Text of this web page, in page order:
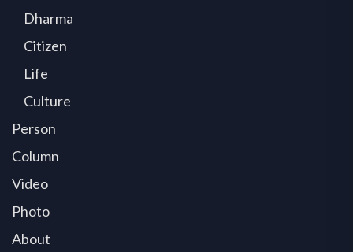
Dharma
Citizen
Life
Culture
Person
Column
Video
Photo
About